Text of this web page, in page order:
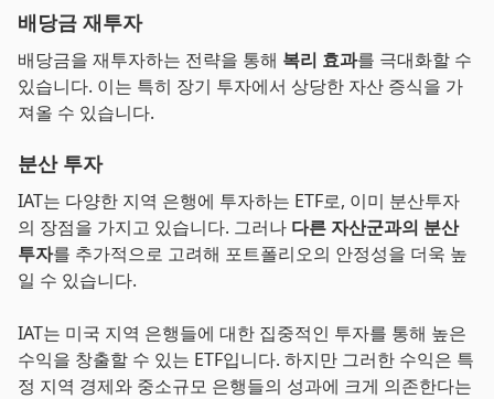
배당금 재투자
배당금을 재투자하는 전략을 통해 복리 효과를 극대화할 수
있습니다. 이는 특히 장기 투자에서 상당한 자산 증식을 가
져올 수 있습니다.
분산 투자
IAT는 다양한 지역 은행에 투자하는 ETF로, 이미 분산투자
의 장점을 가지고 있습니다. 그러나 다른 자산군과의 분산
투자를 추가적으로 고려해 포트폴리오의 안정성을 더욱 높
일 수 있습니다.
IAT는 미국 지역 은행들에 대한 집중적인 투자를 통해 높은
수익을 창출할 수 있는 ETF입니다. 하지만 그러한 수익은 특
정 지역 경제와 중소규모 은행들의 성과에 크게 의존한다는